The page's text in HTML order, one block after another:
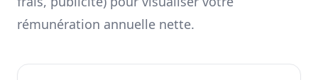
rémunération annuelle nette.